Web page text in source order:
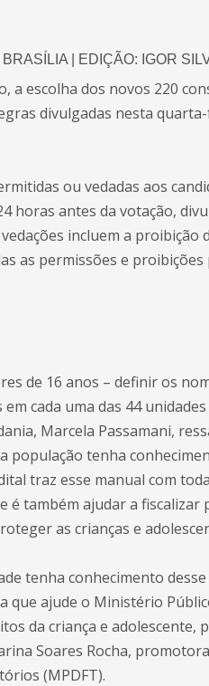
| EDIÇÃO: IGOR
a escolha dos novos 220
divulgadas nesta
ou vedadas aos
horas antes da votação,
incluem a
as permissões e
de 16 anos – definir os
cada uma das 44
Marcela Passamani,
população tenha
traz esse manual com
é também ajudar a
as crianças e
tenha conhecimento
que ajude o Ministério
da criança e adolescente,
Soares Rocha,
(MPDFT).